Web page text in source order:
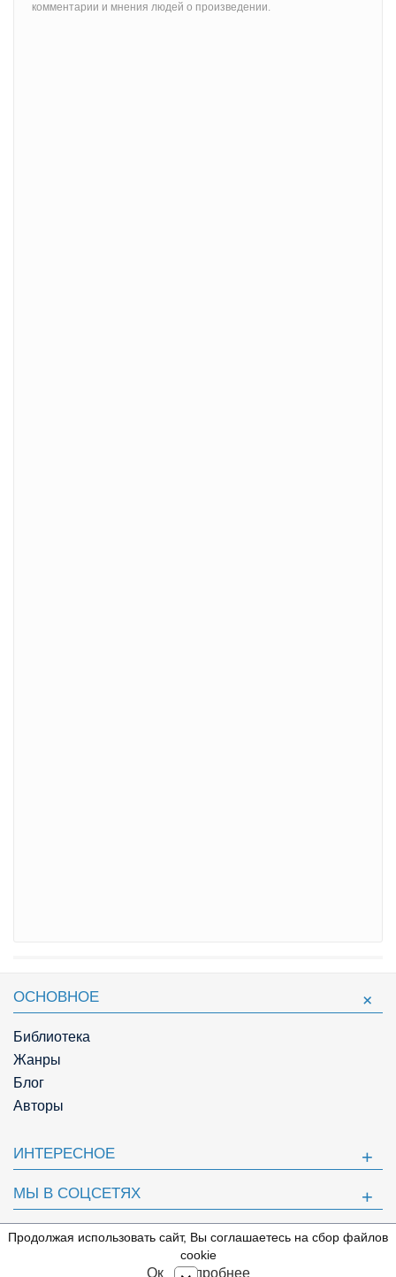
комментарии и мнения людей о произведении.
⇩
ОСНОВНОЕ
Библиотека
Жанры
Блог
Авторы
ИНТЕРЕСНОЕ
МЫ В СОЦСЕТЯХ
ПОЛЕЗНОЕ
Продолжая использовать сайт, Вы соглашаетесь на сбор файлов
cookie
Ок Подробнее